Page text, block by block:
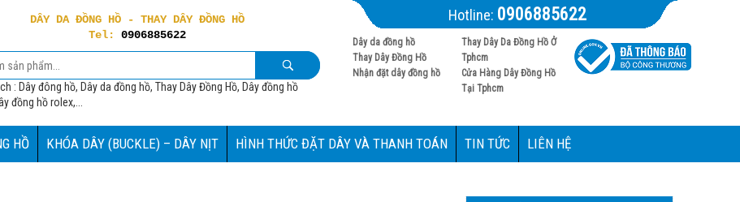
DÂY DA ĐỒNG HỒ - THAY DÂY ĐỒNG HỒ
Tel: 0906885622
: Dây đông hồ, Dây da đồng hồ, Thay Dây Đồng Hồ, Dây đồng hồ
đồng hồ rolex,...
Hotline: 0906885622
Dây da đồng hồ
Thay Dây Đồng Hồ
Nhận đặt dây đồng hồ
Thay Dây Da Đồng Hồ Ở
Tphcm
Cửa Hàng Dây Đồng Hồ
Tại Tphcm
HỒ KHÓA DÂY (BUCKLE) – DÂY NỊT HÌNH THỨC ĐẶT DÂY VÀ THANH TOÁN TIN TỨC LIÊN HỆ